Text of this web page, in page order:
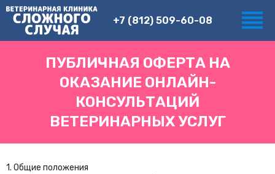
+7 (812) 509-60-08
ПУБЛИЧНАЯ ОФЕРТА НА
ОКАЗАНИЕ ОНЛАЙН-
КОНСУЛЬТАЦИЙ
ВЕТЕРИНАРНЫХ УСЛУГ
1. Общие положения